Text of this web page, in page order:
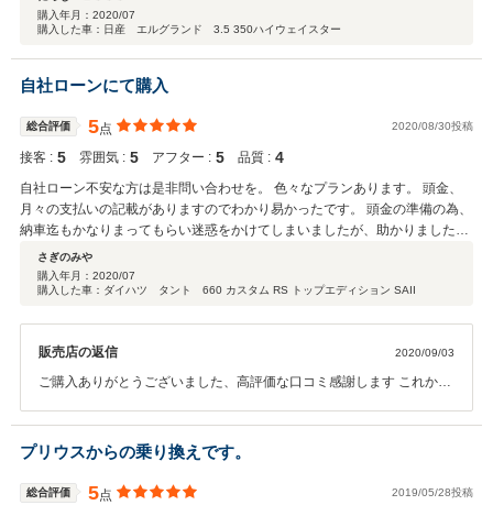
た。 遠方なのですぐに持込みが出来ないのがネックではありますが本当に親
切で信頼出来る販売店さんだと思います。自社ローンを考えてる人は迷わず
メです！！納車は来店か陸送対応なので私は観光兼節約の為に来店納車にし
てもらいましたが最寄り駅までお迎えまでしてくれて感謝の気持ちでいっぱ
いです。担当の後藤さんにお会い出来なかったのが残念でしたが修理持込み
の時に是非お会いしたいと思います。 スタッフさんの対応も本当に良いので
迷ってる方はまずは相談ですよ！ ガレージロッソの皆さん今後とも宜しくお
願い致します。またお土産片手に伺います。 最後にお店もスタッフさんの対
応も満点です！！
購入年月： 2020/07
購入した車：日産 エルグランド 3.5 350ハイウェイスター
自社ローンにて購入
総合評価 5点 2020/08/30投稿
接客 : 5 雰囲気 : 5 アフター : 5 品質 : 4
自社ローン不安な方は是非問い合わせを。 色々なプランあります。 頭金、
月々の支払いの記載がありますのでわかり易かったです。 頭金の準備の為、
納車迄もかなりまってもらい迷惑をかけてしまいましたが、助かりました。
結局納車の日も時間も早く変更しましたが、対応して頂きました。 ありがと
うございました。 納車後、少し不具合？みたいなのがあって相談しました
ら。 嫌な顔せずお店に持ってきてください～と。 その後色々と聞くと乗り
さぎのみや
購入年月： 2020/07
購入した車：ダイハツ タント 660 カスタム RS トップエディション SAII
販売店の返信 2020/09/03
ご購入ありがとうございました、高評価な口コミ感謝します これから
しくお願いします、この度はありがとうございます。
プリウスからの乗り換えです。
総合評価 5点 2019/05/28投稿